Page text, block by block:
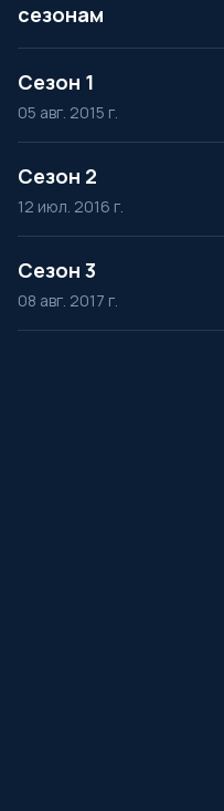
сезонам
Сезон 1
05 авг. 2015 г.
Сезон 2
12 июл. 2016 г.
Сезон 3
08 авг. 2017 г.